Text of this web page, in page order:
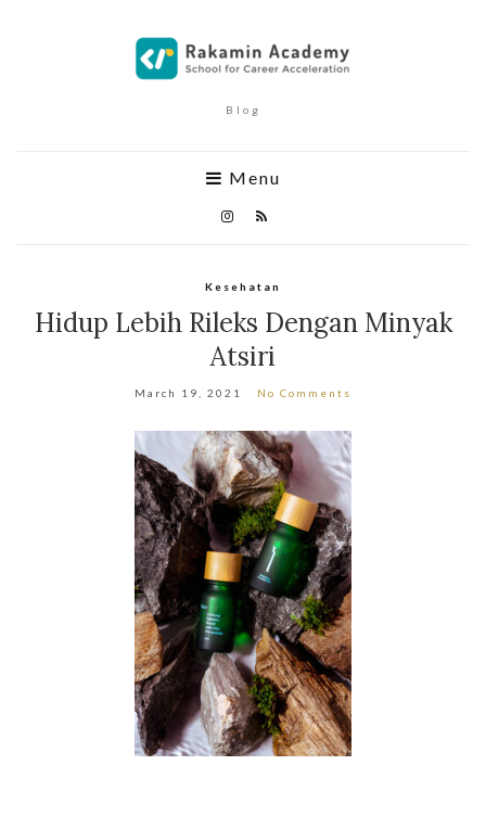
Blog
Menu
Kesehatan
Hidup Lebih Rileks Dengan Minyak
Atsiri
March 19, 2021 No Comments